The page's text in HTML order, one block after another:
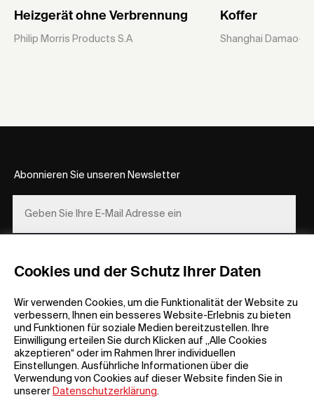
Cookies und der Schutz Ihrer Daten
Wir verwenden Cookies, um die Funktionalität der Website zu
verbessern, Ihnen ein besseres Website-Erlebnis zu bieten
und Funktionen für soziale Medien bereitzustellen. Ihre
Einwilligung erteilen Sie durch Klicken auf „Alle Cookies
akzeptieren“ oder im Rahmen Ihrer individuellen
Einstellungen. Ausführliche Informationen über die
Verwendung von Cookies auf dieser Website finden Sie in
unserer Datenschutzerklärung.
Heizgerät ohne Verbrennung
Philip Morris Products S.A
Koffer
Shanghai Damao-
Allgemeine Informationen
FAQ
Unternehmen
Abonnieren Sie unseren Newsletter
REGISTRIEREN